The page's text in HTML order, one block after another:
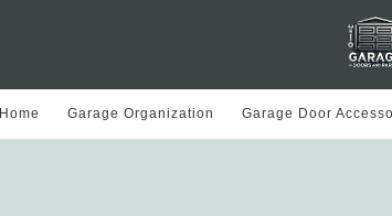
Home Garage Organization Garage Door